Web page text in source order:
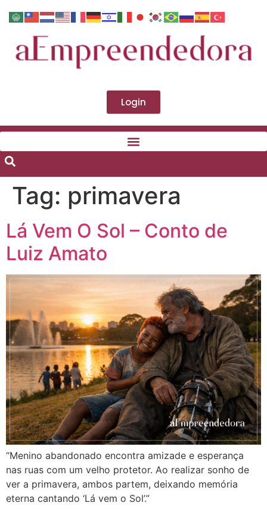
Login
Tag: primavera
Lá Vem O Sol – Conto de
Luiz Amato
“Menino abandonado encontra amizade e esperança
nas ruas com um velho protetor. Ao realizar sonho de
ver a primavera, ambos partem, deixando memória
eterna cantando ‘Lá vem o Sol’.”